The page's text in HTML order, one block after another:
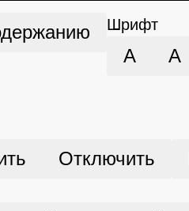
Шрифт
А А
Отключить